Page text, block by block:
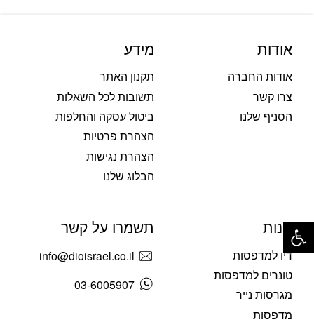
אודות
אודות החברה
צרו קשר
הסניף שלנו
מידע
תקנון האתר
תשובות לכל השאלות
ביטול עסקה והחלפות
הצהרת פרטיות
הצהרת נגישות
הבלוג שלנו
חנות
דיו למדפסות
טונרים למדפסות
מגרסות נייר
מדפסות
תשמרו על קשר
info@dioisrael.co.il
03-6005907
פתח סרגל נגישות